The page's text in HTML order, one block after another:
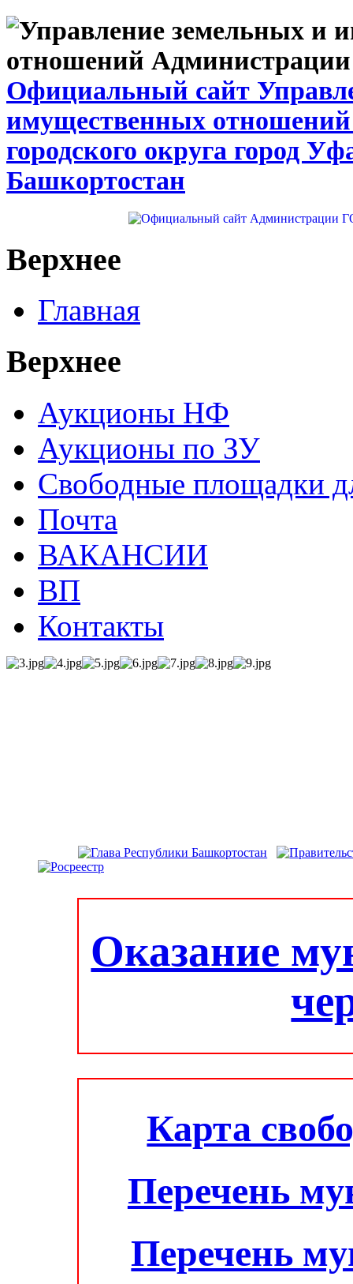
Официальный сайт
имущественных
городского округа город
Башкортостан
Верхнее
Главная
Верхнее
Аукционы НФ
Аукционы по ЗУ
Свободные площадки
Почта
ВАКАНСИИ
ВП
Контакты
Оказание
Карта
Перечень
Перечень